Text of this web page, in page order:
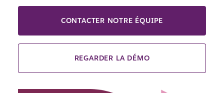
CONTACTER NOTRE ÉQUIPE
REGARDER LA DÉMO